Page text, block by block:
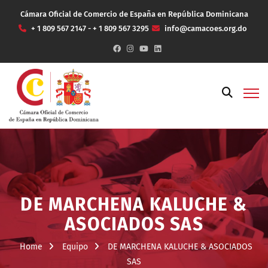
Cámara Oficial de Comercio de España en República Dominicana
+ 1 809 567 2147 - + 1 809 567 3295
info@camacoes.org.do
DE MARCHENA KALUCHE &
ASOCIADOS SAS
Home Equipo
DE MARCHENA KALUCHE & ASOCIADOS
SAS